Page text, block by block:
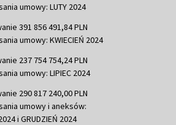
umowy: LUTY 2024
391 856 491,84 PLN
umowy: KWIECIEŃ 2024
237 754 754,24 PLN
umowy: LIPIEC 2024
290 817 240,00 PLN
umowy i aneksów:
i GRUDZIEŃ 2024